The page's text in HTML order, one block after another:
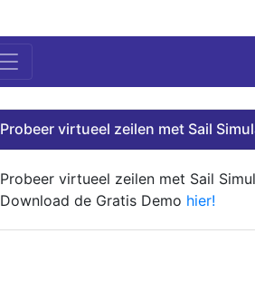
Probeer virtueel zeilen met Sail
Probeer virtueel zeilen met Sail
Download de Gratis Demo hier!